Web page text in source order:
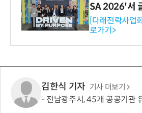
SA 2026'서
와의 비즈니
-바이오 해외
보
[다래전략사업
로가기>
김한식 기자 기사 더보기
전남광주시, 45개 공공기관 유치 막판 총력전